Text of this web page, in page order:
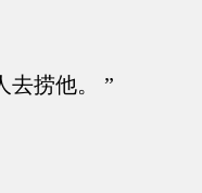
去捞他。 ”